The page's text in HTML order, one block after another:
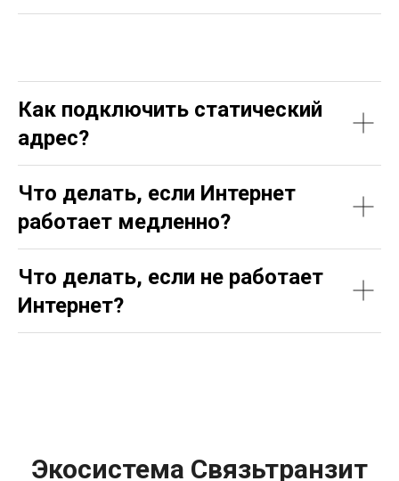
Как подключить статический
адрес?
Что делать, если Интернет
работает медленно?
Что делать, если не работает
Интернет?
Экосистема Связьтранзит